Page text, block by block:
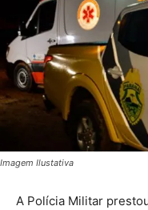
Imagem Ilustativa
A Polícia Militar